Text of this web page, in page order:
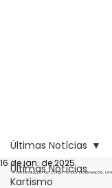
Últimas Notícias
Kartismo
Últimas Notícias
16 de jan. de 2025
A recondução ao cargo foi por aclamação,